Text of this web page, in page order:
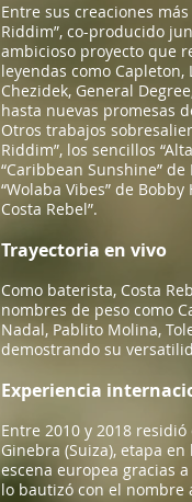
Entre sus creaciones
Riddim”, co-producido
ambicioso proyecto que
leyendas como Capleton,
Chezidek, General
hasta nuevas promesas
Otros trabajos
Riddim”, los sencillos
“Caribbean Sunshine” de
“Wolaba Vibes” de
Costa Rebel”.
Trayectoria en vivo
Como baterista, Costa
nombres de peso como
Nadal, Pablito Molina,
demostrando su
Experiencia
Entre 2010 y 2018 residió
Ginebra (Suiza), etapa
escena europea gracias
lo bautizó con el nombre